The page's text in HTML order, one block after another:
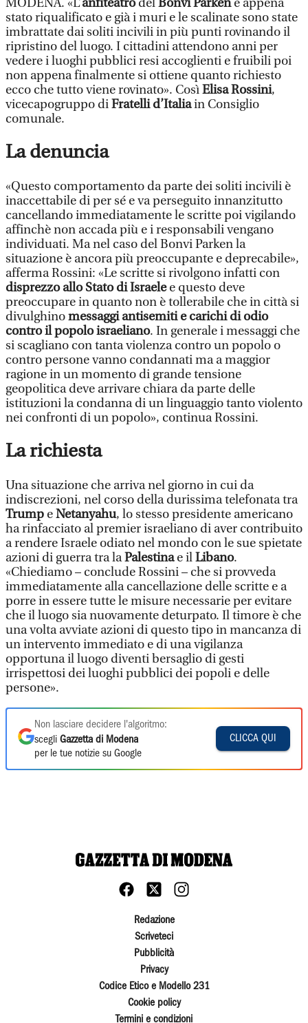
MODENA. «L’anfiteatrodelBonvi Parkenè appena
stato riqualificato e già i muri e le scalinate sono state
imbrattate dai soliti incivili in più punti rovinando il
ripristino del luogo. I cittadini attendono anni per
vedere i luoghi pubblici resi accoglienti e fruibili poi
non appena finalmente si ottiene quanto richiesto
ecco che tutto viene rovinato». CosìElisa Rossini,
vicecapogruppo diFratelli d’Italiain Consiglio
comunale.
La denuncia
«Questo comportamento da parte dei soliti incivili è
inaccettabile di per sé e va perseguito innanzitutto
cancellando immediatamente le scritte poi vigilando
affinchè non accada più e i responsabili vengano
individuati. Ma nel caso del Bonvi Parken la
situazione è ancora più preoccupante e deprecabile»,
afferma Rossini: «Le scritte si rivolgono infatti con
disprezzo allo Stato di Israelee questo deve
preoccupare in quanto non è tollerabile che in città si
divulghinomessaggi antisemiti e carichi di odio
contro il popolo israeliano. In generale i messaggi che
si scagliano con tanta violenza contro un popolo o
contro persone vanno condannati ma a maggior
ragione in un momento di grande tensione
geopolitica deve arrivare chiara da parte delle
istituzioni la condanna di un linguaggio tanto violento
nei confronti di un popolo», continua Rossini.
La richiesta
Una situazione che arriva nel giorno in cui da
indiscrezioni, nel corso della durissima telefonata tra
Trump eNetanyahu, lo stesso presidente americano
ha rinfacciato al premier israeliano di aver contribuito
a rendere Israele odiato nel mondo con le sue spietate
azioni di guerra tra laPalestinae ilLibano.
«Chiediamo – conclude Rossini – che si provveda
immediatamente alla cancellazione delle scritte e a
porre in essere tutte le misure necessarie per evitare
che il luogo sia nuovamente deturpato. Il timore è che
una volta avviate azioni di questo tipo in mancanza di
un intervento immediato e di una vigilanza
opportuna il luogo diventi bersaglio di gesti
irrispettosi dei luoghi pubblici dei popoli e delle
persone».
Non lasciare decidere l'algoritmo:
scegli Gazzetta di Modena
per le tue notizie su Google
CLICCA QUI
Redazione
Scriveteci
Pubblicità
Privacy
Codice Etico e Modello 231
Cookie policy
Termini e condizioni